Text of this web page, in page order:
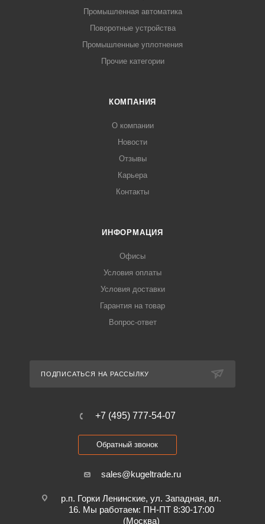
Промышленная автоматика
Поворотные устройства
Промышленные уплотнения
Прочие категории
КОМПАНИЯ
О компании
Новости
Отзывы
Карьера
Контакты
ИНФОРМАЦИЯ
Офисы
Условия оплаты
Условия доставки
Гарантия на товар
Вопрос-ответ
ПОДПИСАТЬСЯ НА РАССЫЛКУ
+7 (495) 777-54-07
Обратный звонок
sales@kugeltrade.ru
р.п. Горки Ленинские, ул. Западная, вл.
16. Мы работаем: ПН-ПТ 8:30-17:00
(Москва)